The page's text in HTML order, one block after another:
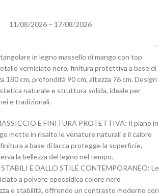
11/08/2026 – 17/08/2026
in legno massello di mango con top
verniciato nero, finitura protettiva a base di
180 cm, profondità 90 cm, altezza 76 cm. Design
naturale e struttura solida, ideale per
e tradizionali.
E FINITURA PROTETTIVA: Il piano in
mette in risalto le venature naturali e il calore
a base di lacca protegge la superficie,
la bellezza del legno nel tempo.
E DALLO STILE CONTEMPORANEO: Le
a polvere epossidica colore nero
e stabilità, offrendo un contrasto moderno con